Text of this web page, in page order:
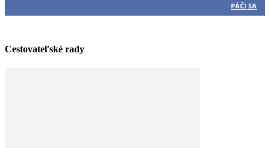
PÁČI SA
Cestovateľské rady